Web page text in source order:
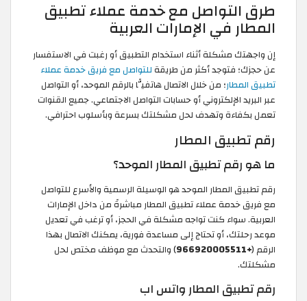
طرق التواصل مع خدمة عملاء تطبيق
المطار في الإمارات العربية
إن واجهتك مشكلة أثناء استخدام التطبيق أو رغبت في الاستفسار
عن حجزك؛ فتوجد أكثر من طريقة للتواصل مع فريق خدمة عملاء
تطبيق المطار؛ من خلال الاتصال هاتفيًّا بالرقم الموحد، أو التواصل
عبر البريد الإلكتروني أو حسابات التواصل الاجتماعي. جميع القنوات
تعمل بكفاءة وتهدف لحل مشكلتك بسرعة وبأسلوب احترافي.
رقم تطبيق المطار
ما هو رقم تطبيق المطار الموحد؟
رقم تطبيق المطار الموحد هو الوسيلة الرسمية والأسرع للتواصل
مع فريق خدمة عملاء تطبيق المطار مباشرةً من داخل الإمارات
العربية. سواء كنت تواجه مشكلة في الحجز، أو ترغب في تعديل
موعد رحلتك، أو تحتاج إلى مساعدة فورية، يمكنك الاتصال بهذا
الرقم (+966920005511
) والتحدث مع موظف مختص لحل
مشكلتك.
رقم تطبيق المطار واتس اب